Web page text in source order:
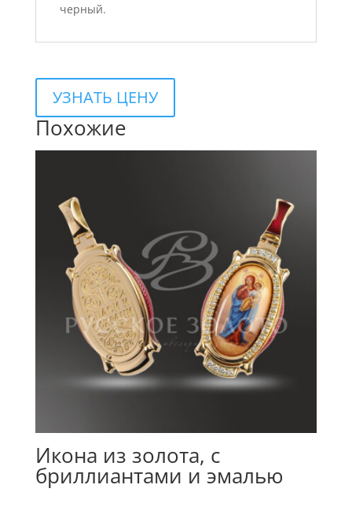
черный.
УЗНАТЬ ЦЕНУ
Похожие
Икона из золота, с
бриллиантами и эмалью